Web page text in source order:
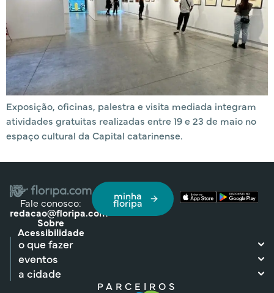
Exposição, oficinas, palestra e visita mediada integram
atividades gratuitas realizadas entre 19 e 23 de maio no
espaço cultural da Capital catarinense.
Fale conosco:
redacao@floripa.com
Sobre
Acessibilidade
minha
floripa
o que fazer
eventos
a cidade
PARCEIROS